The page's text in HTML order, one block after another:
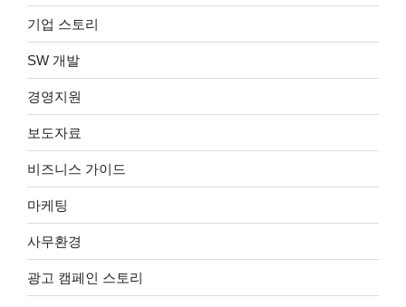
기업 스토리
SW 개발
경영지원
보도자료
비즈니스 가이드
마케팅
사무환경
광고 캠페인 스토리